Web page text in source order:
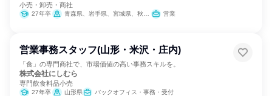
小売・卸売・商社
27年卒 青森県、岩手県、宮城県、秋田県、山形県、福島県、茨城県、栃木県、群馬県、埼玉県、千葉県、東京都、神奈川県、新潟県、富山県、石川県、福井県、山梨県、長野県、岐阜県、静岡県、愛知県、三重県、滋賀県、京都府、大阪府、兵庫県、奈良県、和歌山県、鳥取県、島根県、岡山県、広島県、山口県、徳島県、香川県、愛媛県、高知県、福岡県、佐賀県、長崎県、熊本県、大分県、宮崎県、鹿児島県 営業
営業事務スタッフ(山形・米沢・庄内)
「食」の専門商社で、市場価値の高い事務スキルを。
株式会社にしむら
専門飲食料品小売
27年卒 山形県 バックオフィス・事務・受付